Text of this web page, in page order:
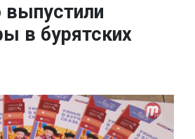
выпустили
в бурятских